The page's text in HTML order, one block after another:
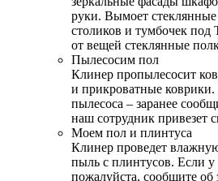
руки. Вымоет
столиков и тумбочек
от вещей стеклянные
Пылесосим пол
Клинер пропылесосит
и прикроватные коврики.
пылесоса – заранее
наш сотрудник привезет
Моем пол и плинтуса
Клинер проведет
пыль с плинтусов. Если
пожалуйста, сообщите